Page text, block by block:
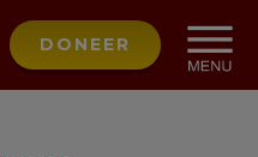
DONEER